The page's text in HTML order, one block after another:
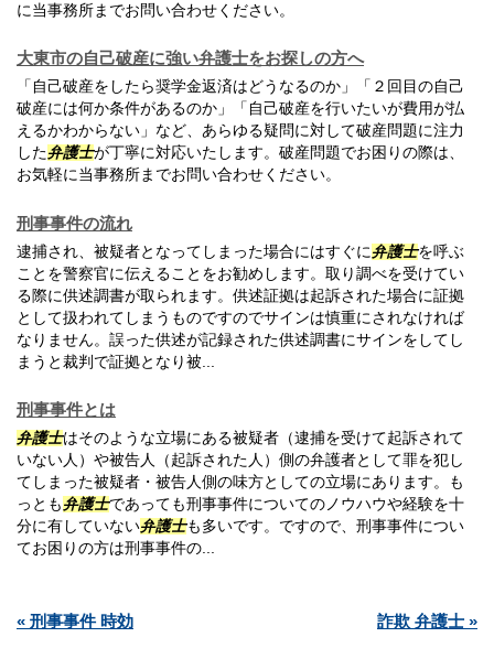
に当事務所までお問い合わせください。
大東市の自己破産に強い弁護士をお探しの方へ
「自己破産をしたら奨学金返済はどうなるのか」「２回目の自己
破産には何か条件があるのか」「自己破産を行いたいが費用が払
えるかわからない」など、あらゆる疑問に対して破産問題に注力
した弁護士が丁寧に対応いたします。破産問題でお困りの際は、
お気軽に当事務所までお問い合わせください。
刑事事件の流れ
逮捕され、被疑者となってしまった場合にはすぐに 弁護士を呼ぶ
ことを警察官に伝えることをお勧めします。取り調べを受けてい
る際に供述調書が取られます。供述証拠は起訴された場合に証拠
として扱われてしまうものですのでサインは慎重にされなければ
なりません。誤った供述が記録された供述調書にサインをしてし
まうと裁判で証拠となり被...
刑事事件とは
弁護士はそのような立場にある被疑者（逮捕を受けて起訴されて
いない人）や被告人（起訴された人）側の弁護者として罪を犯し
てしまった被疑者・被告人側の味方としての立場にあります。も
っとも 弁護士であっても刑事事件についてのノウハウや経験を十
分に有していない弁護士も多いです。ですので、刑事事件につい
てお困りの方は刑事事件の...
« 刑事事件 時効 詐欺 弁護士 »